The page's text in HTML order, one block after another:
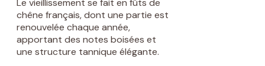
chêne français, dont une partie est
renouvelée chaque année,
apportant des notes boisées et
une structure tannique élégante.